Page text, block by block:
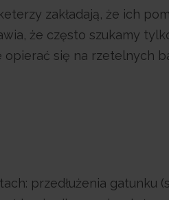
zakładają, że ich
że często szukamy
się na rzetelnych
przedłużenia gatunku